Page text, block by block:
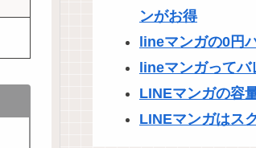
ンがお得
lineマンガの0円
lineマンガってバ
LINEマンガの容
LINEマンガはス